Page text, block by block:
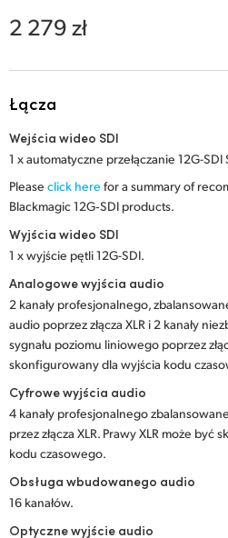
Malaysia
Netherlands
Polska
Portugal
South Africa
Spain
Sweden
Chinese Taipei
Turkey
UAE
2 279 zł
Łącza
Wejścia wideo SDI
1 x automatyczne przełączanie 12G-
Please click here for a summary of
Blackmagic 12G‑SDI products.
Wyjścia wideo SDI
1 x wyjście pętli 12G-SDI.
Analogowe wyjścia audio
2 kanały profesjonalnego,
audio poprzez złącza XLR i 2 kanały
sygnału poziomu liniowego poprzez
skonfigurowany dla wyjścia kodu
Cyfrowe wyjścia audio
4 kanały profesjonalnego
przez złącza XLR. Prawy XLR może
kodu czasowego.
Obsługa wbudowanego audio
16 kanałów.
Optyczne wyjście audio